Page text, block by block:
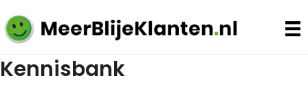
Kennisbank